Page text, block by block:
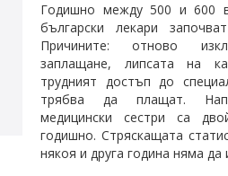
Годишно между 500 и 600
български лекари
Причините: отново
заплащане, липсата на
трудният достъп до
трябва да плащат.
медицински сестри са
годишно. Стряскащата
някоя и друга година няма да